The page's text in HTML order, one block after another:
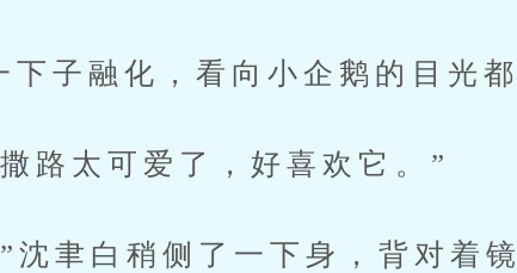
子融化，看向小企鹅的目光都
太可爱了，好喜欢它。”
白稍侧了一下身，背对着镜